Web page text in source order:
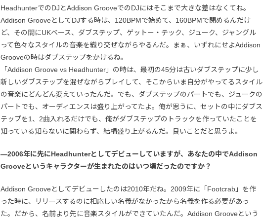
HeadhunterでのDJとAddison GrooveでのDJにはそこまで大きな差はなくてね。
Addison GrooveとしてDJする時は、120BPMで始めて、160BPMで閉めるんだけ
ど、その間にUKベース、ダブステップ、ゲットー・テック、ジューク、ジャングル
って色々なスタイルの音楽を織り交ぜながらやるんだ。まぁ、いずれにせよAddison
Grooveの時はダブステップをかけるね。
「Addison Groove vs Headhunter」の時は、最初の45分は古いダブステップに少し
新しいダブステップを混ぜながらプレイして、そこからいま自分がやってるスタイル
の音楽にどんどん変えていったんだ。でも、ダブステップのパートでも、ジュークの
パートでも、オーディエンスは盛り上がってたよ。俺が思うに、セットの中にダブス
テップを1、2曲入れるだけでも、俺がダブステップのトラックを作っていたことを
知っている知らないに関わらず、結構盛り上がるんだ。良いことだと思うよ。
—2006年に先にHeadhunterとしてデビューしていますが、あなたの中でAddison
Grooveというキャラクターが生まれたのはいつ頃だったのですか？
Addison Grooveとしてデビューしたのは2010年だね。2009年に「Footcrab」を作
った時に、リリースするのに相応しい名義がなかったから名義を作る必要があっ
た。だから、名前より先に音楽スタイルができていたんだ。Addison Grooveという